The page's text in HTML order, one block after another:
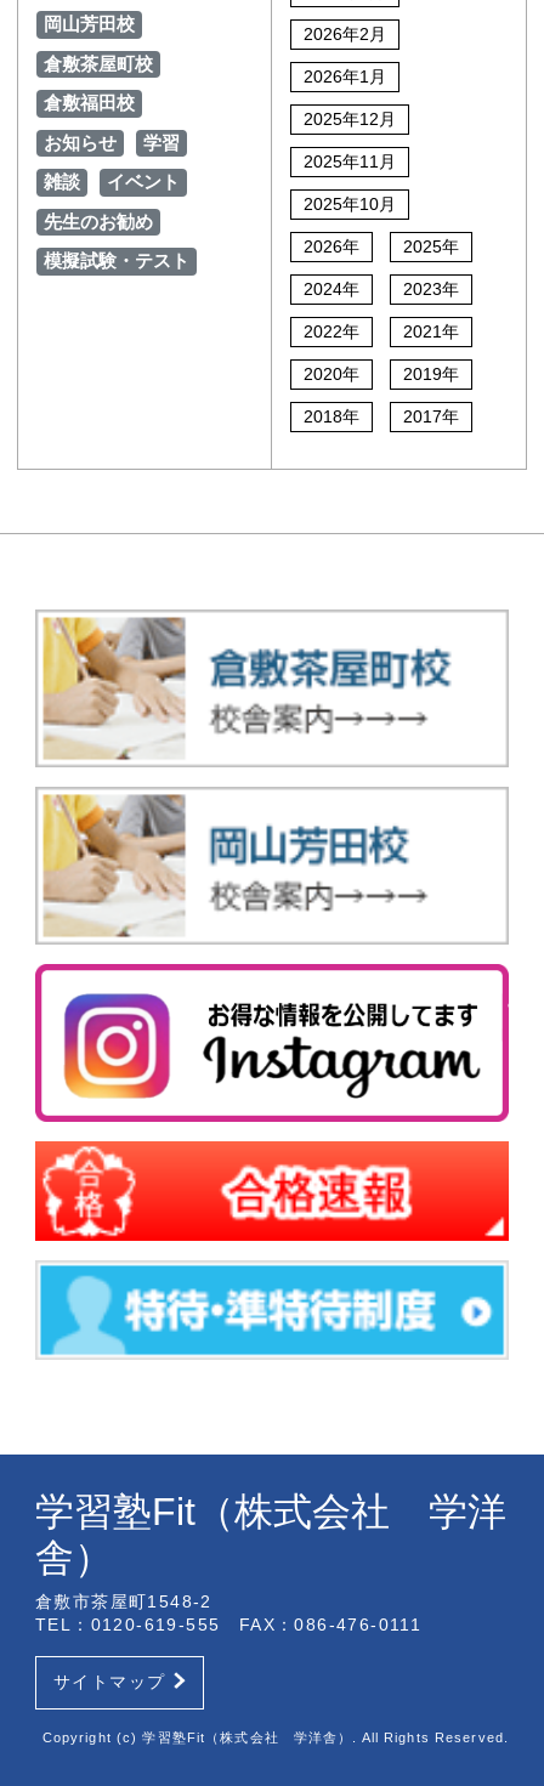
岡山芳田校
倉敷茶屋町校
倉敷福田校
お知らせ
学習
雑談
イベント
先生のお勧め
模擬試験・テスト
2026年2月
2026年1月
2025年12月
2025年11月
2025年10月
2026年 2025年
2024年 2023年
2022年 2021年
2020年 2019年
2018年 2017年
学習塾Fit（株式会社 学洋
舎）
倉敷市茶屋町1548-2
TEL：0120-619-555 FAX：086-476-0111
サイトマップ
Copyright (c) 学習塾Fit（株式会社 学洋舎）. All Rights Reserved.